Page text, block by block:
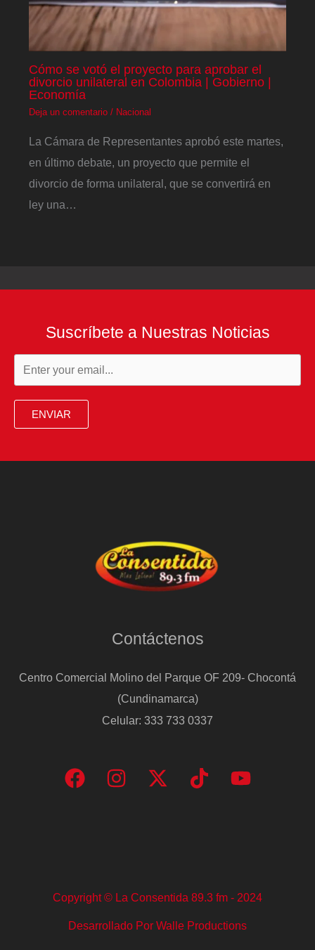
Cómo se votó el proyecto para aprobar el
divorcio unilateral en Colombia | Gobierno |
Economía
Deja un comentario / Nacional
La Cámara de Representantes aprobó este martes,
en último debate, un proyecto que permite el
divorcio de forma unilateral, que se convertirá en
ley una…
Suscríbete a Nuestras Noticias
ENVIAR
Contáctenos
Centro Comercial Molino del Parque OF 209- Chocontá
(Cundinamarca)
Celular: 333 733 0337
Copyright © La Consentida 89.3 fm - 2024
Desarrollado Por Walle Productions